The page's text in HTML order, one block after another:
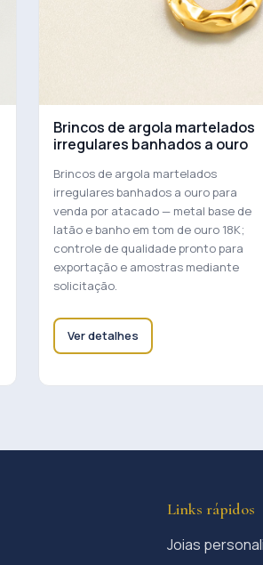
Brincos de argola martelados
irregulares banhados a ouro
Brincos de argola martelados
irregulares banhados a ouro para
venda por atacado — metal base de
latão e banho em tom de ouro 18K;
controle de qualidade pronto para
exportação e amostras mediante
solicitação.
Ver detalhes
Links rápidos
Joias